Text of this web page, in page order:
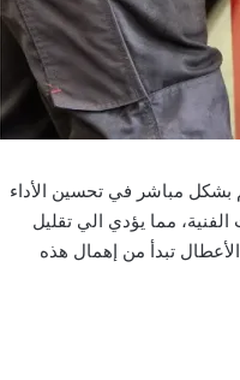
بشكل مباشر في تحسين الأداء
مما يؤدي الي تقليل
تبدأ من إهمال هذه